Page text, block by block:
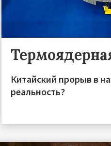
Китайский прорыв в
реальность?